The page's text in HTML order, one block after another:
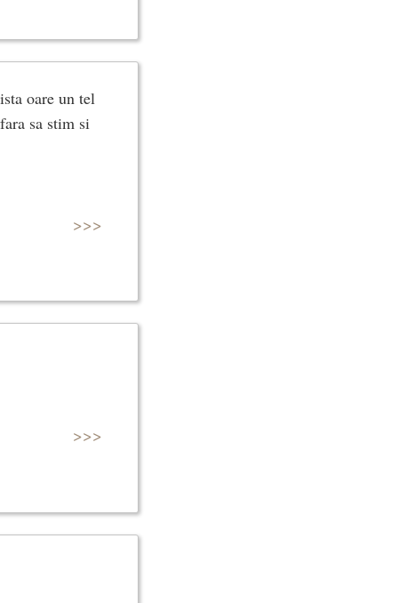
oare un tel
sa stim si
>>>
>>>